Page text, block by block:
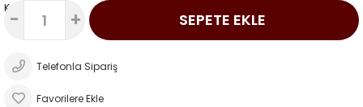
Kg +
-
Telefonla Sipariş
Favorilere Ekle